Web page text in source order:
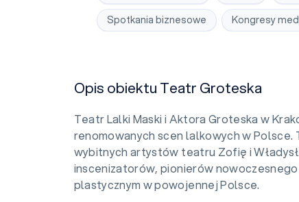
Spotkania biznesowe Kongresy
Opis obiektu Teatr Groteska
Teatr Lalki Maski i Aktora Groteska w
renomowanych scen lalkowych w Polsce.
wybitnych artystów teatru Zofię i
inscenizatorów, pionierów
plastycznym w powojennej Polsce.